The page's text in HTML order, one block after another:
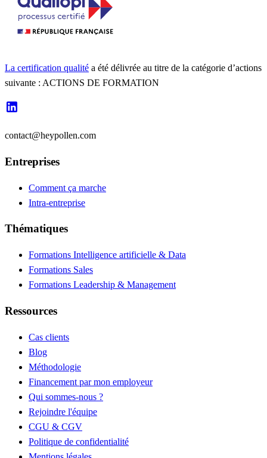
La certification qualité a été délivrée au titre de la catégorie d’actions
suivante : ACTIONS DE FORMATION
contact@heypollen.com
Entreprises
Comment ça marche
Intra-entreprise
Thématiques
Formations Intelligence artificielle & Data
Formations Sales
Formations Leadership & Management
Ressources
Cas clients
Blog
Méthodologie
Financement par mon employeur
Qui sommes-nous ?
Rejoindre l'équipe
CGU & CGV
Politique de confidentialité